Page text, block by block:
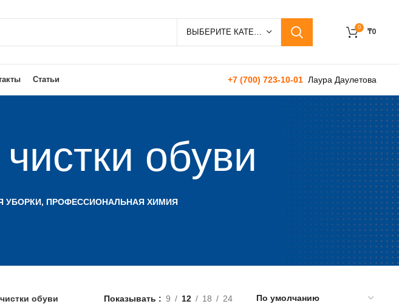
0 ₸0
Статьи +7 (700) 723-10-01 Лаура Даулетова
обуви
УБОРКИ, ПРОФЕССИОНАЛЬНАЯ ХИМИЯ
обуви Показывать 9 12 18 24